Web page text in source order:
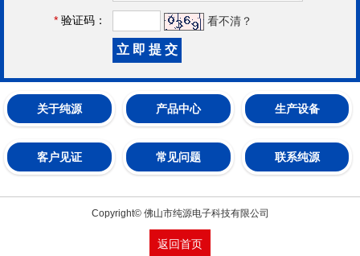
* 验证码： 看不清？
关于纯源 产品中心 生产设备
客户见证 常见问题 联系纯源
Copyright© 佛山市纯源电子科技有限公司
返回首页